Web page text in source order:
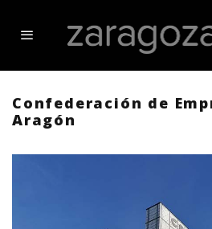
Confederación de
Aragón